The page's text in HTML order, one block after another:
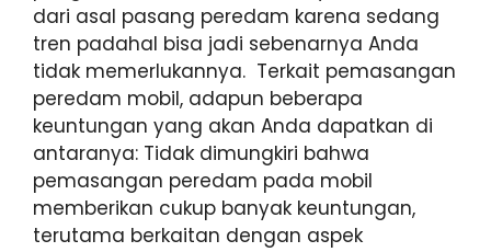
dari asal pasang peredam karena sedang
tren padahal bisa jadi sebenarnya Anda
tidak memerlukannya. Terkait pemasangan
peredam mobil, adapun beberapa
keuntungan yang akan Anda dapatkan di
antaranya: Tidak dimungkiri bahwa
pemasangan peredam pada mobil
memberikan cukup banyak keuntungan,
terutama berkaitan dengan aspek